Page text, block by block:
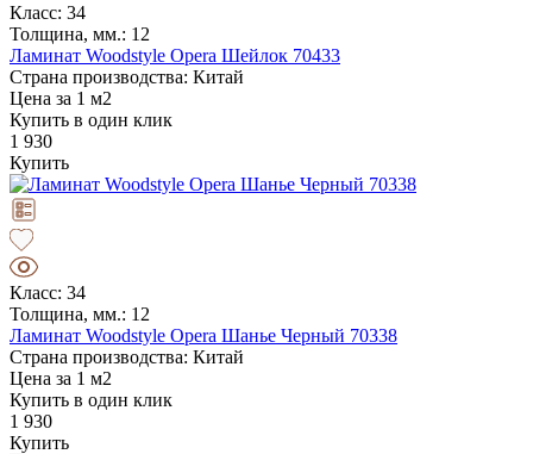
Класс: 34
Толщина, мм.: 12
Ламинат Woodstyle Opera Шейлок 70433
Страна производства: Китай
Цена за 1 м2
Купить в один клик
1 930
Купить
Класс: 34
Толщина, мм.: 12
Ламинат Woodstyle Opera Шанье Черный 70338
Страна производства: Китай
Цена за 1 м2
Купить в один клик
1 930
Купить